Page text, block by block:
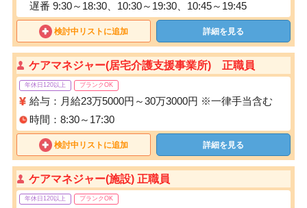
遅番 9:30～18:30、10:30～19:30、10:45～19:45
検討中リストに追加 詳細を見る
ケアマネジャー(居宅介護支援事業所) 正職員
年休日120以上 ブランクOK
給与：月給23万5000円～30万3000円 ※一律手当含む
時間：8:30～17:30
検討中リストに追加 詳細を見る
ケアマネジャー(施設) 正職員
年休日120以上 ブランクOK